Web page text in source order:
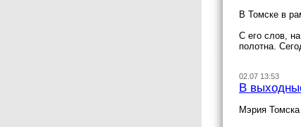
В Томске в
С его слов,
полотна.
02.07 13:53
В
Мэрия